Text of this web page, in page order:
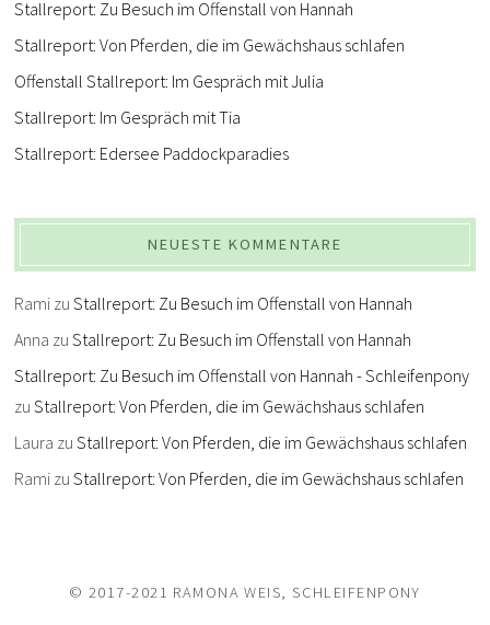
Stallreport: Zu Besuch im Offenstall von Hannah
Stallreport: Von Pferden, die im Gewächshaus schlafen
Offenstall Stallreport: Im Gespräch mit Julia
Stallreport: Im Gespräch mit Tia
Stallreport: Edersee Paddockparadies
NEUESTE KOMMENTARE
Rami zuStallreport: Zu Besuch im Offenstall von Hannah
Anna zuStallreport: Zu Besuch im Offenstall von Hannah
Stallreport: Zu Besuch im Offenstall von Hannah - Schleifenpony
zuStallreport: Von Pferden, die im Gewächshaus schlafen
Laura zuStallreport: Von Pferden, die im Gewächshaus schlafen
Rami zuStallreport: Von Pferden, die im Gewächshaus schlafen
© 2017-2021 RAMONA WEIS, SCHLEIFENPONY